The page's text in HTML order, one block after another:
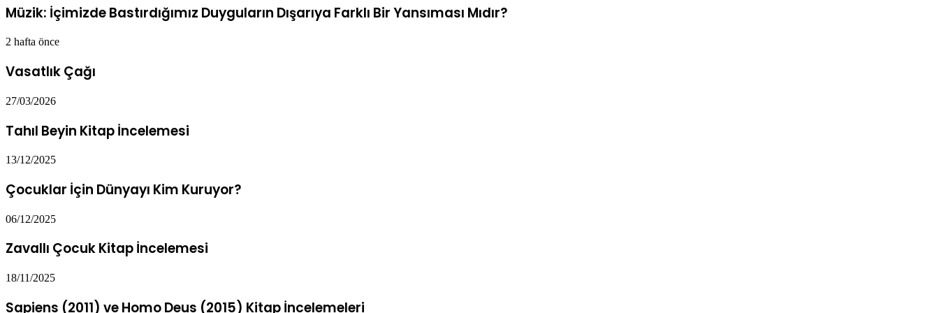
Müzik: İçimizde Bastırdığımız Duyguların Dışarıya Farklı Bir Yansıması Mıdır?
2 hafta önce
Vasatlık Çağı
27/03/2026
Tahıl Beyin Kitap İncelemesi
13/12/2025
Çocuklar İçin Dünyayı Kim Kuruyor?
06/12/2025
Zavallı Çocuk Kitap İncelemesi
18/11/2025
Sapiens (2011) ve Homo Deus (2015) Kitap İncelemeleri